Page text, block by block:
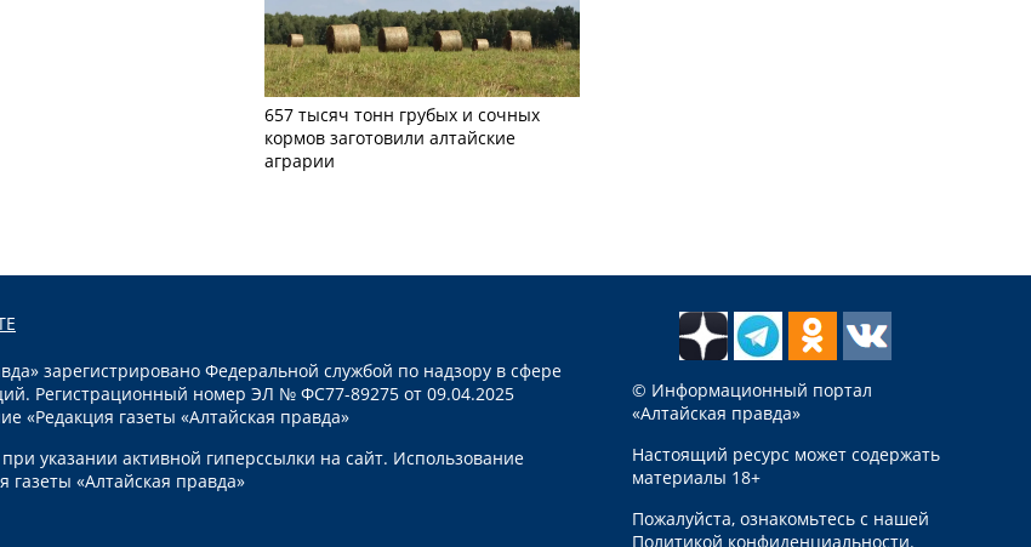
657 тысяч тонн грубых и сочных
кормов заготовили алтайские
аграрии
зарегистрировано Федеральной службой по надзору в сфере
Регистрационный номер ЭЛ № ФС77-89275 от 09.04.2025
«Редакция газеты «Алтайская правда»
указании активной гиперссылки на сайт. Использование
газеты «Алтайская правда»
© Информационный портал
«Алтайская правда»
Настоящий ресурс может содержать
материалы 18+
Пожалуйста, ознакомьтесь с нашей
Политикой конфиденциальности.